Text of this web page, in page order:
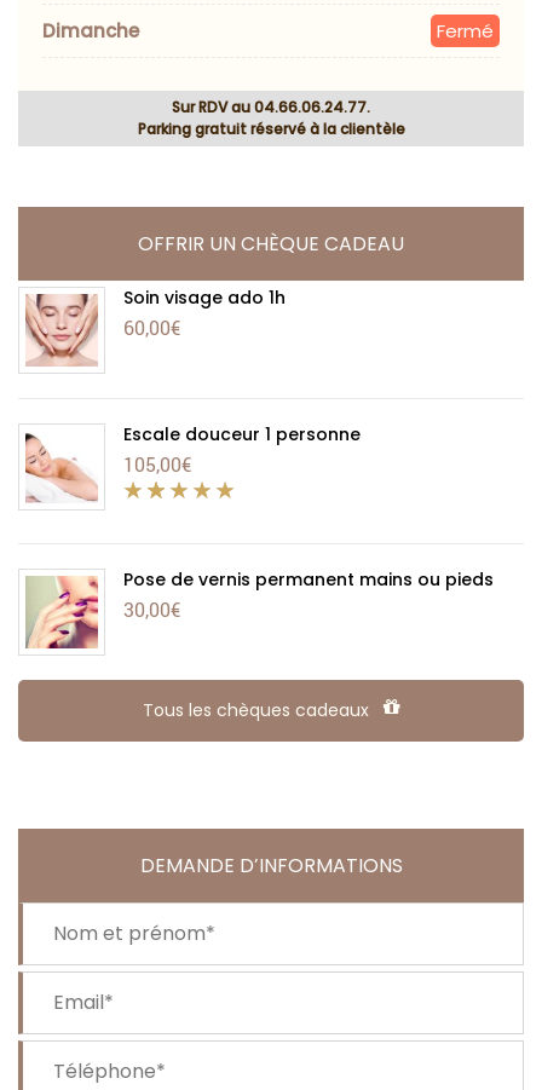
Dimanche Fermé
Sur RDV au 04.66.06.24.77.
Parking gratuit réservé à la clientèle
OFFRIR UN CHÈQUE CADEAU
Soin visage ado 1h
60,00€
Escale douceur 1 personne
105,00€
Pose de vernis permanent mains ou pieds
30,00€
Tous les chèques cadeaux
DEMANDE D’INFORMATIONS